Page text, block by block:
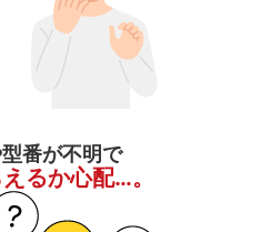
番が不明で
るか心配…。